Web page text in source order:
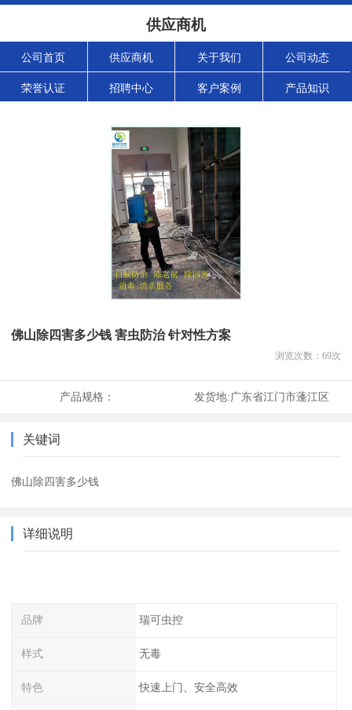
供应商机
公司首页 供应商机 关于我们 公司动态
荣誉认证 招聘中心 客户案例 产品知识
佛山除四害多少钱 害虫防治 针对性方案
浏览次数： 69次
产品规格： 发货地:广东省江门市蓬江区
关键词
佛山除四害多少钱
详细说明
品牌 瑞可虫控
样式 无毒
特色 快速上门、安全高效